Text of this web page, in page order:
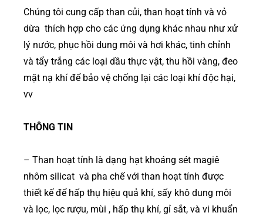
Chúng tôi cung cấp than củi, than hoạt tính và vỏ
dừa thích hợp cho các ứng dụng khác nhau như xử
lý nước, phục hồi dung môi và hơi khác, tinh chỉnh
và tẩy trắng các loại dầu thực vật, thu hồi vàng, đeo
mặt nạ khí để bảo vệ chống lại các loại khí độc hại,
vv
THÔNG TIN
– Than hoạt tính là dạng hạt khoáng sét magiê
nhôm silicat và pha chế với than hoạt tính được
thiết kế để hấp thụ hiệu quả khí, sấy khô dung môi
và lọc, lọc rượu, mùi , hấp thụ khí, gỉ sắt, và vi khuẩn